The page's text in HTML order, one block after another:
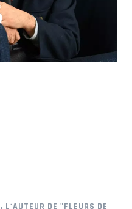
L'AUTEUR DE "FLEURS DE